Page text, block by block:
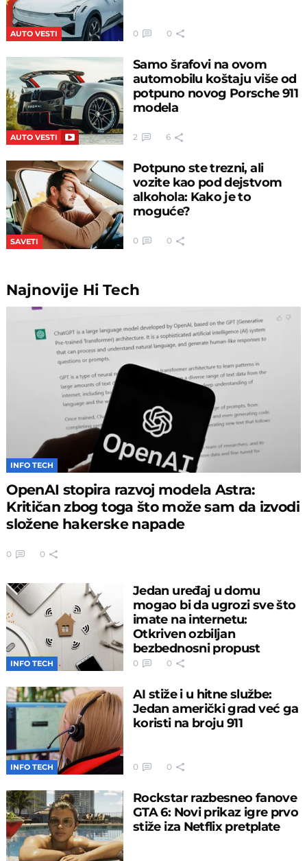
AUTO VESTI 0 0
AUTO VESTI
Samo šrafovi na ovom
automobilu koštaju više od
potpuno novog Porsche 911
modela
2 6
SAVETI
Potpuno ste trezni, ali
vozite kao pod dejstvom
alkohola: Kako je to
moguće?
0 0
Najnovije Hi Tech
INFO TECH
OpenAI stopira razvoj modela Astra:
Kritičan zbog toga što može sam da izvodi
složene hakerske napade
0 0
INFO TECH
Jedan uređaj u domu
mogao bi da ugrozi sve što
imate na internetu:
Otkriven ozbiljan
bezbednosni propust
0 0
INFO TECH
AI stiže i u hitne službe:
Jedan američki grad već ga
koristi na broju 911
0 0
Rockstar razbesneo fanove
GTA 6: Novi prikaz igre prvo
stiže iza Netflix pretplate